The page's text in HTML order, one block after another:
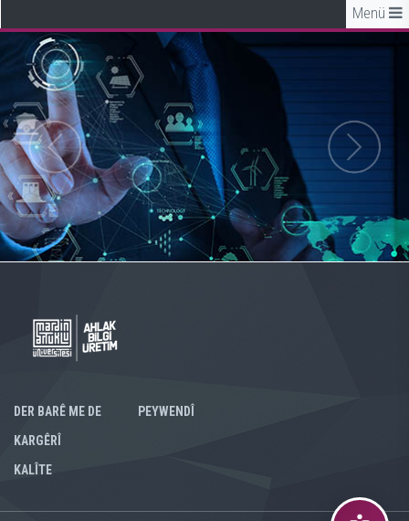
Menü
DER BARÊ ME DE
KARGÊRÎ
KALÎTE
PEYWENDÎ